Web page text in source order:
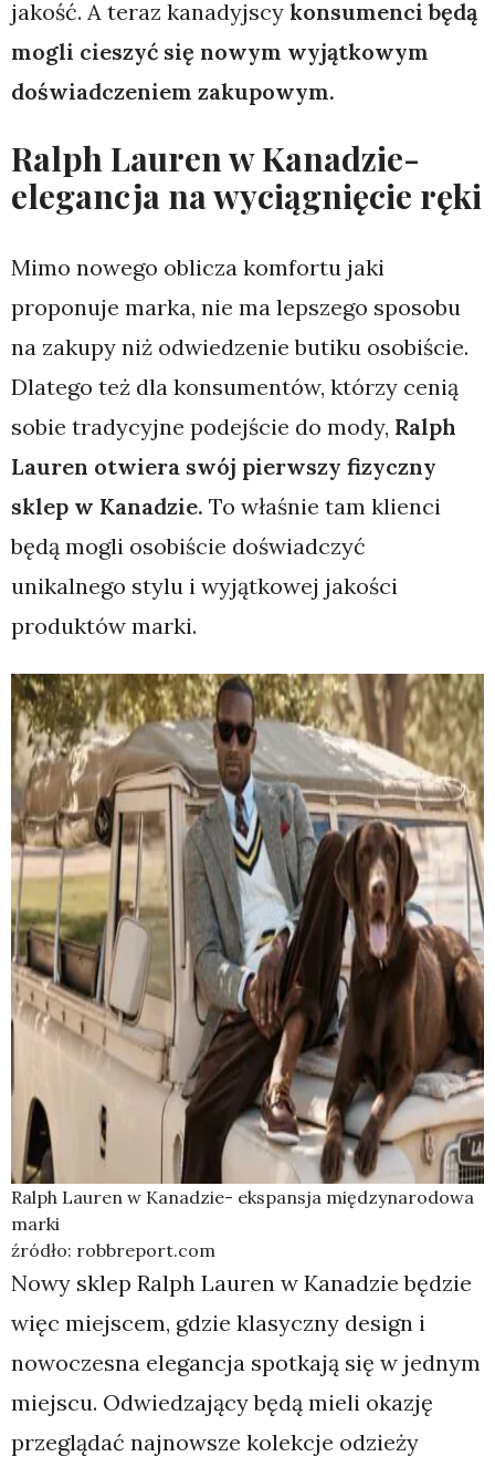
jakość. A teraz kanadyjscy konsumenci będą
mogli cieszyć się nowym wyjątkowym
doświadczeniem zakupowym.
Ralph Lauren w Kanadzie-
elegancja na wyciągnięcie ręki
Mimo nowego oblicza komfortu jaki
proponuje marka, nie ma lepszego sposobu
na zakupy niż odwiedzenie butiku osobiście.
Dlatego też dla konsumentów, którzy cenią
sobie tradycyjne podejście do mody, Ralph
Lauren otwiera swój pierwszy fizyczny
sklep w Kanadzie. To właśnie tam klienci
będą mogli osobiście doświadczyć
unikalnego stylu i wyjątkowej jakości
produktów marki.
Ralph Lauren w Kanadzie- ekspansja międzynarodowa
marki
źródło: robbreport.com
Nowy sklep Ralph Lauren w Kanadzie będzie
więc miejscem, gdzie klasyczny design i
nowoczesna elegancja spotkają się w jednym
miejscu. Odwiedzający będą mieli okazję
przeglądać najnowsze kolekcje odzieży